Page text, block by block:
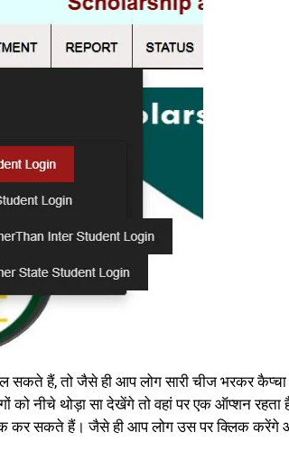
सकते हैं, तो जैसे ही आप लोग सारी चीज भरकर
को नीचे थोड़ा सा देखेंगे तो वहां पर एक ऑप्शन
कर सकते हैं। जैसे ही आप लोग उस पर क्लिक